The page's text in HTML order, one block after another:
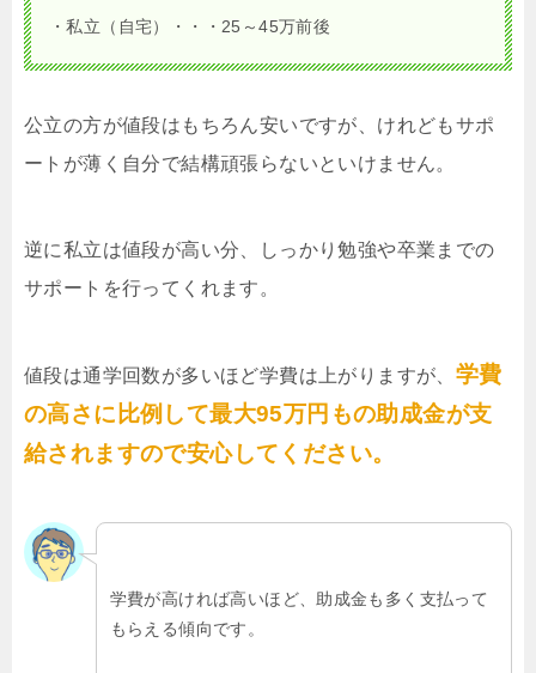
・私立（自宅）・・・25～45万前後
公立の方が値段はもちろん安いですが、けれどもサポ
ートが薄く自分で結構頑張らないといけません。
逆に私立は値段が高い分、しっかり勉強や卒業までの
サポートを行ってくれます。
値段は通学回数が多いほど学費は上がりますが、 学費
の高さに比例して最大95万円もの助成金が支
給されますので安心してください。
学費が高ければ高いほど、助成金も多く支払って
もらえる傾向です。